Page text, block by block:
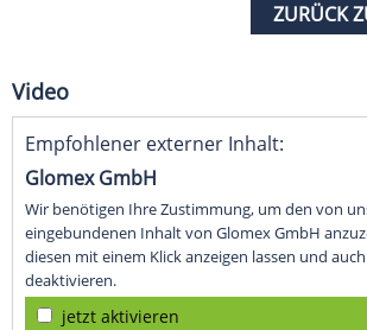
ZURÜCK
Video
Empfohlener externer Inhalt:
Glomex GmbH
Wir benötigen Ihre Zustimmung, um den von
eingebundenen Inhalt von Glomex GmbH
diesen mit einem Klick anzeigen lassen und
deaktivieren.
jetzt aktivieren